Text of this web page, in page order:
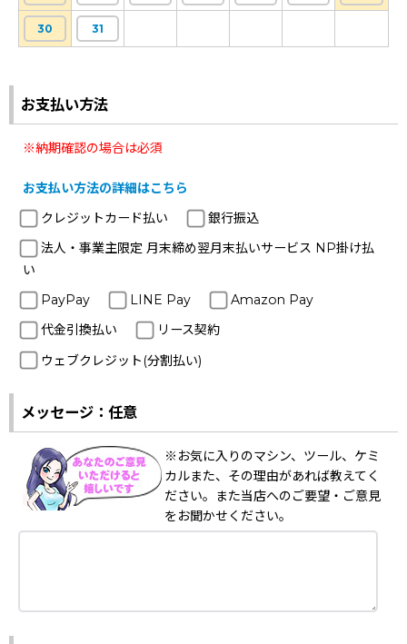
30 31
お支払い方法
※納期確認の場合は必須
お支払い方法の詳細はこちら
クレジットカード払い
銀行振込
法人・事業主限定 月末締め翌月末払いサービス NP掛け払
い
PayPay
LINE Pay
Amazon Pay
代金引換払い
リース契約
ウェブクレジット(分割払い)
メッセージ：任意
※お気に入りのマシン、ツール、ケミ
カルまた、その理由があれば教えてく
ださい。また当店へのご要望・ご意見
をお聞かせください。